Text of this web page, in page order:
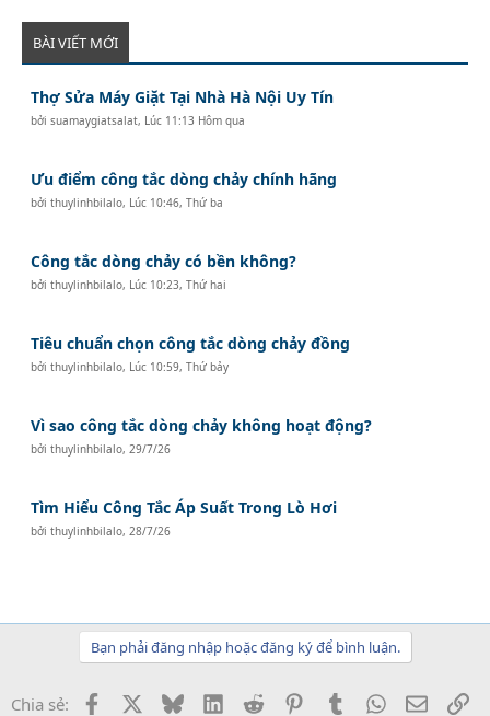
BÀI VIẾT MỚI
Thợ Sửa Máy Giặt Tại Nhà Hà Nội Uy Tín
bởisuamaygiatsalat, Lúc 11:13 Hôm qua
Ưu điểm công tắc dòng chảy chính hãng
bởithuylinhbilalo, Lúc 10:46, Thứ ba
Công tắc dòng chảy có bền không?
bởithuylinhbilalo, Lúc 10:23, Thứ hai
Tiêu chuẩn chọn công tắc dòng chảy đồng
bởithuylinhbilalo, Lúc 10:59, Thứ bảy
Vì sao công tắc dòng chảy không hoạt động?
bởithuylinhbilalo, 29/7/26
Tìm Hiểu Công Tắc Áp Suất Trong Lò Hơi
bởithuylinhbilalo, 28/7/26
Bạn phải đăng nhập hoặc đăng ký để bình luận.
Chia sẻ: Facebook BlueskyLinkedInReddit PinterestTumblrWhatsApp
Email